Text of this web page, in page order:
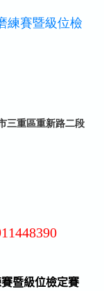
練賽暨級位檢
三重區重新路二段